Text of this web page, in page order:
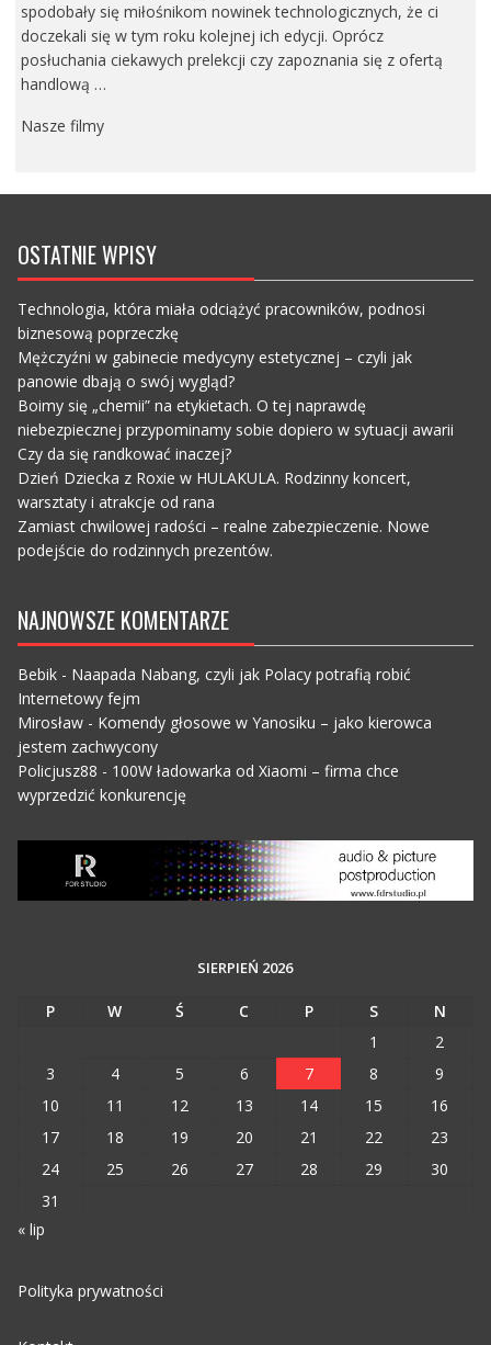
spodobały się miłośnikom nowinek technologicznych, że ci
doczekali się w tym roku kolejnej ich edycji. Oprócz
posłuchania ciekawych prelekcji czy zapoznania się z ofertą
handlową …
Nasze filmy
OSTATNIE WPISY
Technologia, która miała odciążyć pracowników, podnosi
biznesową poprzeczkę
Mężczyźni w gabinecie medycyny estetycznej – czyli jak
panowie dbają o swój wygląd?
Boimy się „chemii” na etykietach. O tej naprawdę
niebezpiecznej przypominamy sobie dopiero w sytuacji awarii
Czy da się randkować inaczej?
Dzień Dziecka z Roxie w HULAKULA. Rodzinny koncert,
warsztaty i atrakcje od rana
Zamiast chwilowej radości – realne zabezpieczenie. Nowe
podejście do rodzinnych prezentów.
NAJNOWSZE KOMENTARZE
Bebik- Naapada Nabang, czyli jak Polacy potrafią robić
Internetowy fejm
Mirosław- Komendy głosowe w Yanosiku – jako kierowca
jestem zachwycony
Policjusz88 - 100W ładowarka od Xiaomi – firma chce
wyprzedzić konkurencję
SIERPIEŃ 2026
P W Ś C P S
N
1
2
3
4 5 6 7 8
9
10
11 12 13 14 15
16
17
18 19 20 21 22
23
24
25 26 27 28 29
30
31
« lip
Polityka prywatności